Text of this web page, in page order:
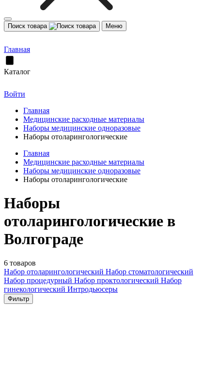
Поиск товара Меню
Главная
Каталог
Войти
Главная
Медицинские расходные материалы
Наборы медицинские одноразовые
Наборы отоларингологические
Главная
Медицинские расходные материалы
Наборы медицинские одноразовые
Наборы отоларингологические
Наборы
отоларингологические в
Волгограде
6 товаров
Набор отоларингологический Набор стоматологический
Набор процедурный Набор проктологический Набор
гинекологический Интродьюсеры
Фильтр